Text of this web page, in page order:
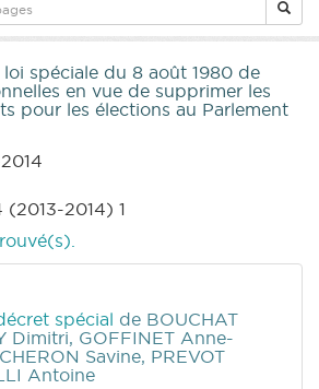
spéciale du 8 août 1980 de
en vue de supprimer les
pour les élections au Parlement
(2013-2014) 1
spécial de BOUCHAT
Dimitri, GOFFINET Anne-
Savine, PREVOT
Antoine